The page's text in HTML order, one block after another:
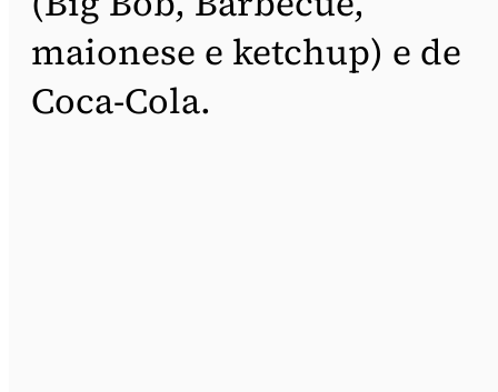
maionese e ketchup) e de
Coca-Cola.